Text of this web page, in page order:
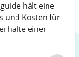
hält eine
und Kosten für
einen